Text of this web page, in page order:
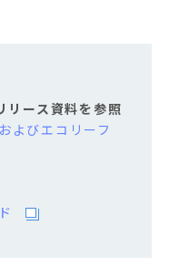
ース資料を参照
よびエコリーフ